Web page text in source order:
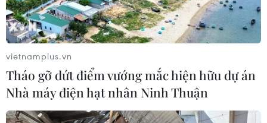
vietnamplus.vn
Tháo gỡ dứt điểm vướng mắc hiện hữu dự án
Nhà máy điện hạt nhân Ninh Thuận